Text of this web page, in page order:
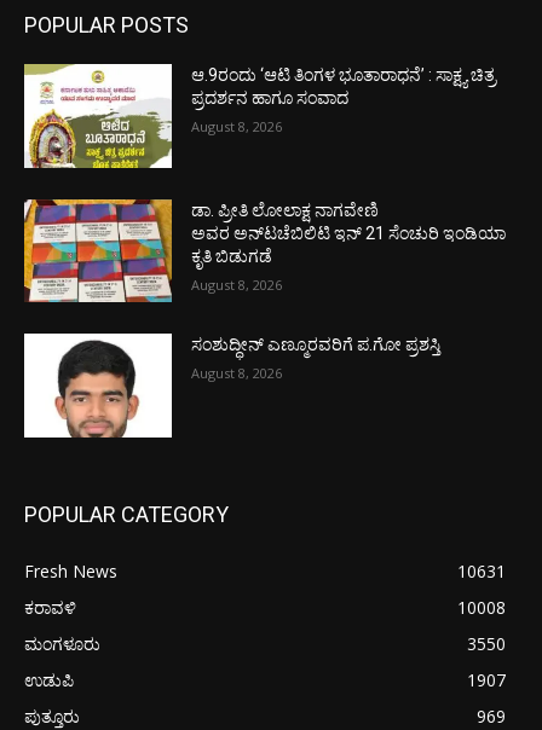
POPULAR POSTS
ಆ.9ರಂದು ‘ಆಟಿ ತಿಂಗಳ ಭೂತಾರಾಧನೆ’ : ಸಾಕ್ಷ್ಯ ಚಿತ್ರ
ಪ್ರದರ್ಶನ ಹಾಗೂ ಸಂವಾದ
August 8, 2026
ಡಾ. ಪ್ರೀತಿ ಲೋಲಾಕ್ಷ ನಾಗವೇಣಿ
ಅವರ ಅನ್‌ಟಚೆಬಿಲಿಟಿ ಇನ್ 21 ಸೆಂಚುರಿ ಇಂಡಿಯಾ
ಕೃತಿ ಬಿಡುಗಡೆ
August 8, 2026
ಸಂಶುದ್ಧೀನ್ ಎಣ್ಮೂರವರಿಗೆ ಪ.ಗೋ ಪ್ರಶಸ್ತಿ
August 8, 2026
POPULAR CATEGORY
Fresh News
10631
ಕರಾವಳಿ
10008
ಮಂಗಳೂರು
3550
ಉಡುಪಿ
1907
ಪುತ್ತೂರು
969